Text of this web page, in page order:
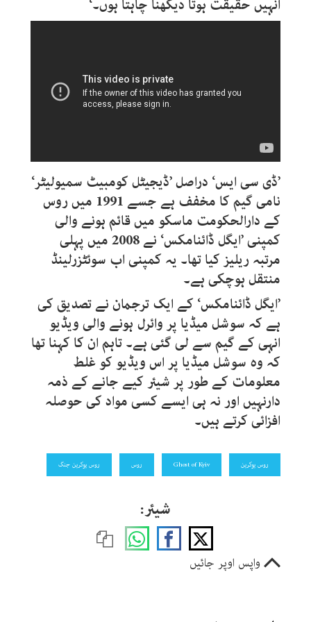
انہیں حقیقت ہوتا دیکھنا چاہتا ہوں۔‘
’ڈی سی ایس‘ دراصل ’ڈیجیٹل کومبیٹ سمیولیٹر‘
نامی گیم کا مخفف ہے جسے 1991 میں روس
کے دارالحکومت ماسکو میں قائم ہونے والی
کمپنی ’ایگل ڈائنامکس‘ نے 2008 میں پہلی
مرتبہ ریلیز کیا تھا۔ یہ کمپنی اب سوئٹزرلینڈ
منتقل ہوچکی ہے۔
’ایگل ڈائنامکس‘ کے ایک ترجمان نے تصدیق کی
ہے کہ سوشل میڈیا پر وائرل ہونے والی ویڈیو
انہی کے گیم سے لی گئی ہے۔ تاہم ان کا کہنا تھا
کہ وہ سوشل میڈیا پر اس ویڈیو کو غلط
معلومات کے طور پر شیئر کیے جانے کے ذمہ
دارنہیں اور نہ ہی ایسے کسی مواد کی حوصلہ
افزائی کرتے ہیں۔
روس یوکرین Ghost of Kyiv روس روس یوکرین جنگ
شیئر:
واپس اوپر جائیں